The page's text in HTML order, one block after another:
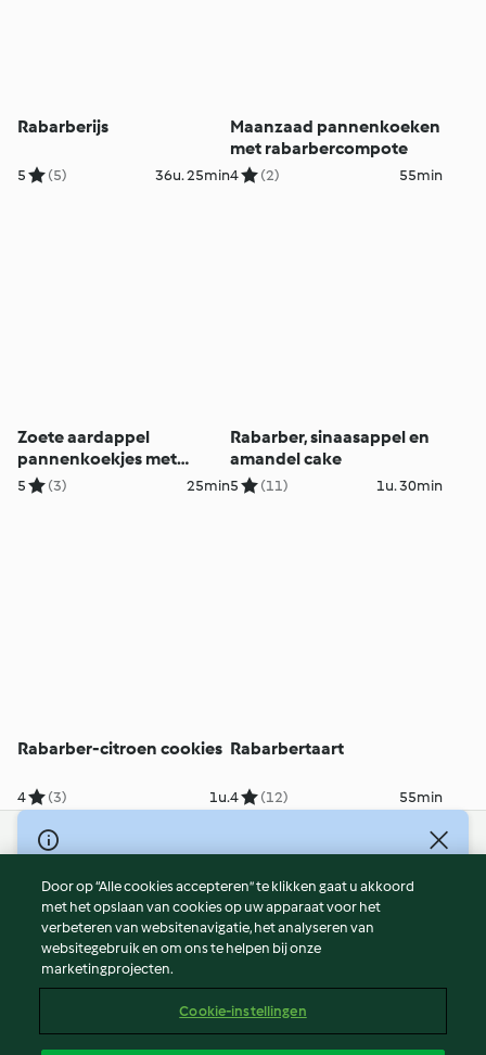
Rabarberijs
5 (5) 36u. 25min
Maanzaad pannenkoeken
met rabarbercompote
4 (2) 55min
Zoete aardappel
pannenkoekjes met
rabarber-anijs compote
5 (3) 25min
Rabarber, sinaasappel en
amandel cake
5 (11) 1u. 30min
Rabarber-citroen cookies
4 (3) 1u.
Rabarbertaart
4 (12) 55min
© Copyright 2026
Gebruiksvoorwaarden
Privacybeleid
Disclaimer
Colofon
Verslag Inhoud
Door op “Alle cookies accepteren” te klikken gaat u akkoord
met het opslaan van cookies op uw apparaat voor het
verbeteren van websitenavigatie, het analyseren van
websitegebruik en om ons te helpen bij onze
marketingprojecten.
Cookie-instellingen